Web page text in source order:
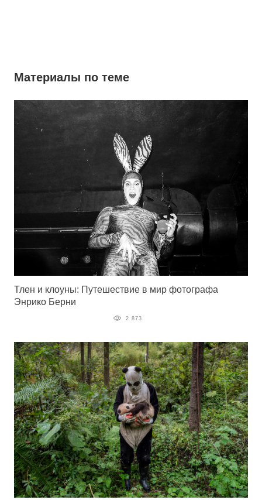
Материалы по теме
Тлен и клоуны: Путешествие в мир фотографа
Энрико Берни
2 873